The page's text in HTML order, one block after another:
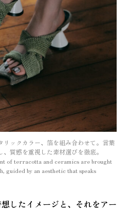
リックカラー、箔を組み合わせて。言葉
質感を重視した素材選びを徹底。
of terracotta and ceramics are brought
guided by an aesthetic that speaks
想したイメージと、それをアー